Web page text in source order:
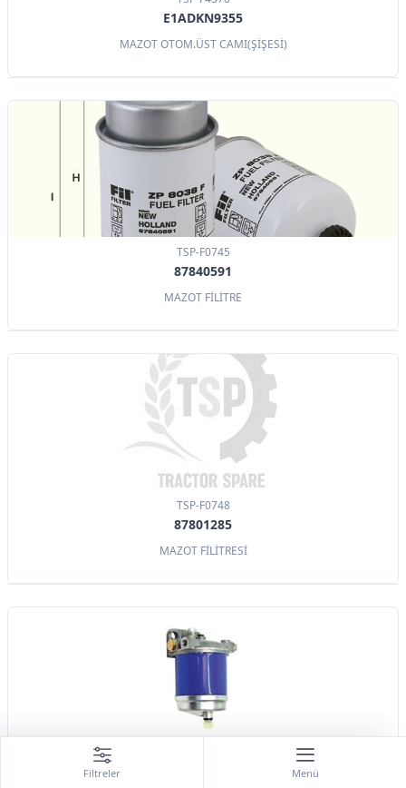
E1ADKN9355
MAZOT OTOM.ÜST CAMI(ŞİŞESİ)
TSP-F0745
87840591
MAZOT FİLİTRE
TSP-F0748
87801285
MAZOT FİLİTRESİ
Filtreler Menü